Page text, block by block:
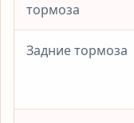
тормоза
Задние тормоза